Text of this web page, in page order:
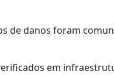
de danos foram
em